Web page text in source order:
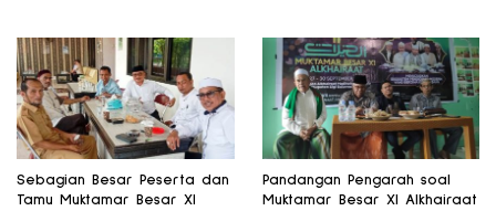
Sebagian Besar Peserta dan
Tamu Muktamar Besar XI
Pandangan Pengarah soal
Muktamar Besar XI Alkhairaat